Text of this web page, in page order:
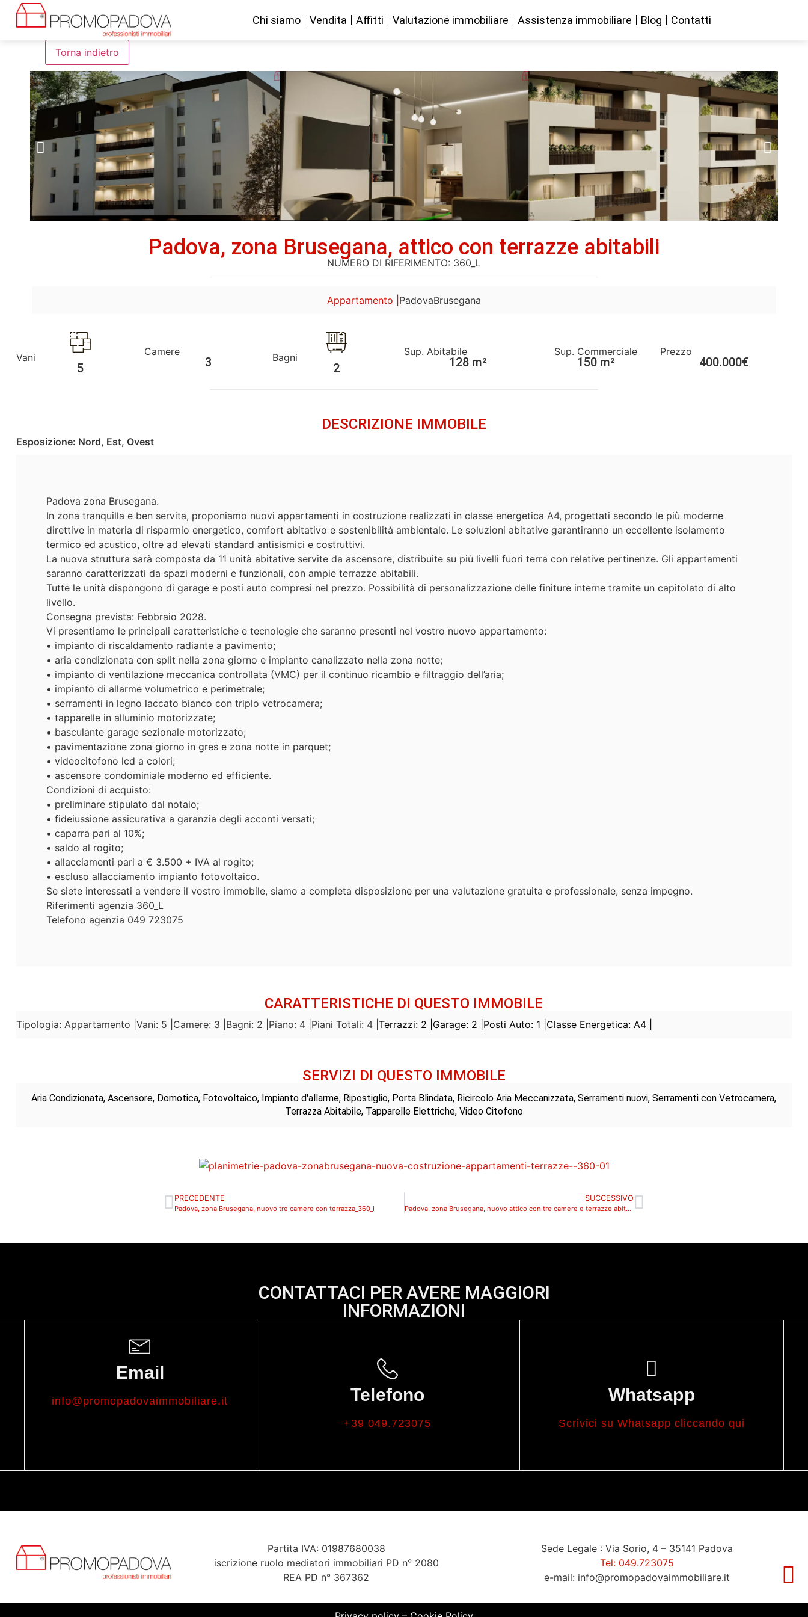
Chi siamo Vendita Affitti Valutazione immobiliare Assistenza immobiliare Blog Contatti
Padova, zona Brusegana, attico con terrazze abitabili
NUMERO DI RIFERIMENTO: 360_L
Appartamento | PadovaBrusegana
Vani
5
Camere
3 Bagni
2
Sup. Abitabile
128 m²
Sup. Commerciale
150 m²
Prezzo
400.000€
DESCRIZIONE IMMOBILE
Esposizione: Nord, Est, Ovest
Padova zona Brusegana.
In zona tranquilla e ben servita, proponiamo nuovi appartamenti in costruzione realizzati in classe energetica A4, progettati secondo le più moderne
direttive in materia di risparmio energetico, comfort abitativo e sostenibilità ambientale. Le soluzioni abitative garantiranno un eccellente isolamento
termico ed acustico, oltre ad elevati standard antisismici e costruttivi.
La nuova struttura sarà composta da 11 unità abitative servite da ascensore, distribuite su più livelli fuori terra con relative pertinenze. Gli appartamenti
saranno caratterizzati da spazi moderni e funzionali, con ampie terrazze abitabili.
Tutte le unità dispongono di garage e posti auto compresi nel prezzo. Possibilità di personalizzazione delle finiture interne tramite un capitolato di alto
livello.
Consegna prevista: Febbraio 2028.
Vi presentiamo le principali caratteristiche e tecnologie che saranno presenti nel vostro nuovo appartamento:
• impianto di riscaldamento radiante a pavimento;
• aria condizionata con split nella zona giorno e impianto canalizzato nella zona notte;
• impianto di ventilazione meccanica controllata (VMC) per il continuo ricambio e filtraggio dell’aria;
• impianto di allarme volumetrico e perimetrale;
• serramenti in legno laccato bianco con triplo vetrocamera;
• tapparelle in alluminio motorizzate;
• basculante garage sezionale motorizzato;
• pavimentazione zona giorno in gres e zona notte in parquet;
• videocitofono lcd a colori;
• ascensore condominiale moderno ed efficiente.
Condizioni di acquisto:
• preliminare stipulato dal notaio;
• fideiussione assicurativa a garanzia degli acconti versati;
• caparra pari al 10%;
• saldo al rogito;
• allacciamenti pari a € 3.500 + IVA al rogito;
• escluso allacciamento impianto fotovoltaico.
Se siete interessati a vendere il vostro immobile, siamo a completa disposizione per una valutazione gratuita e professionale, senza impegno.
Riferimenti agenzia 360_L
Telefono agenzia 049 723075
CARATTERISTICHE DI QUESTO IMMOBILE
Tipologia: Appartamento | Vani: 5 | Camere: 3 | Bagni: 2 | Piano: 4 | Piani Totali: 4 | Terrazzi: 2 | Garage: 2 | Posti Auto: 1 | Classe Energetica: A4 |
SERVIZI DI QUESTO IMMOBILE
Aria Condizionata, Ascensore, Domotica, Fotovoltaico, Impianto d'allarme, Ripostiglio, Porta Blindata, Ricircolo Aria Meccanizzata, Serramenti nuovi, Serramenti con Vetrocamera,
Terrazza Abitabile, Tapparelle Elettriche, Video Citofono
PRECEDENTE
Padova, zona Brusegana, nuovo tre camere con terrazza_360_I
SUCCESSIVO
Padova, zona Brusegana, nuovo attico con tre camere e terrazze abitabili_360_M
CONTATTACI PER AVERE MAGGIORI
INFORMAZIONI
Email
info@promopadovaimmobiliare.it Telefono
+39 049.723075
Whatsapp
Scrivici su Whatsapp cliccando qui
Partita IVA: 01987680038
iscrizione ruolo mediatori immobiliari PD n° 2080
REA PD n° 367362
Sede Legale : Via Sorio, 4 – 35141 Padova
Tel: 049.723075
e-mail: info@promopadovaimmobiliare.it